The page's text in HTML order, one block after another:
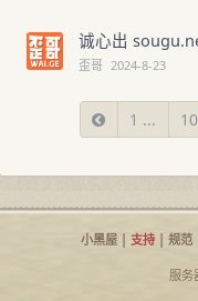
诚心出
歪哥 2024-8-23
1 ... 10
小黑屋| 支持| 规范|
服务